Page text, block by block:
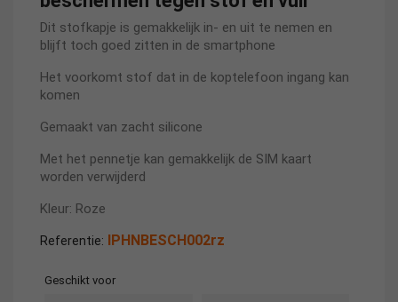
Dit stofkapje is gemakkelijk in- en uit te nemen en
blijft toch goed zitten in de smartphone
Het voorkomt stof dat in de koptelefoon ingang kan
komen
Gemaakt van zacht silicone
Met het pennetje kan gemakkelijk de SIM kaart
worden verwijderd
Kleur: Roze
Referentie: IPHNBESCH002rz
Geschikt voor